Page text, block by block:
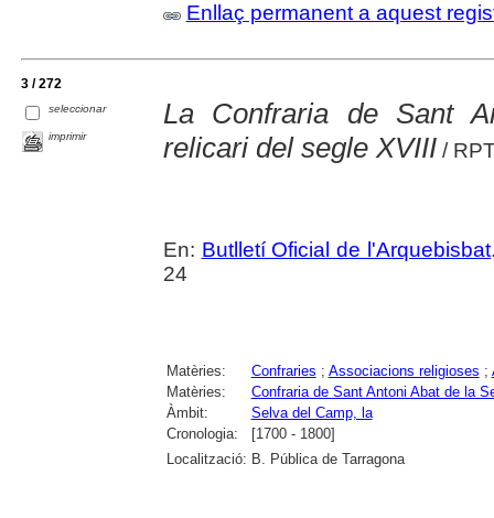
Enllaç permanent a aquest
3 / 272
seleccionar
imprimir
La Confraria de Sant
relicari del segle XVIII /
En: Butlletí Oficial de l'Arquebisbat
24
Matèries: Confraries ; Associacions religioses ;
Matèries:
Confraria de Sant Antoni Abat de la
Àmbit:
Selva del Camp, la
Cronologia:
[1700 - 1800]
Localització: B. Pública de Tarragona